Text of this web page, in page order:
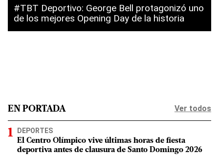
#TBT Deportivo: George Bell protagonizó uno
de los mejores Opening Day de la historia
EN PORTADA Ver todos
DEPORTES
El Centro Olímpico vive últimas horas de fiesta
deportiva antes de clausura de Santo Domingo 2026